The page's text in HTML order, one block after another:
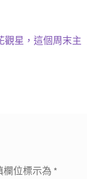
觀星，這個周末主
欄位標示為 *